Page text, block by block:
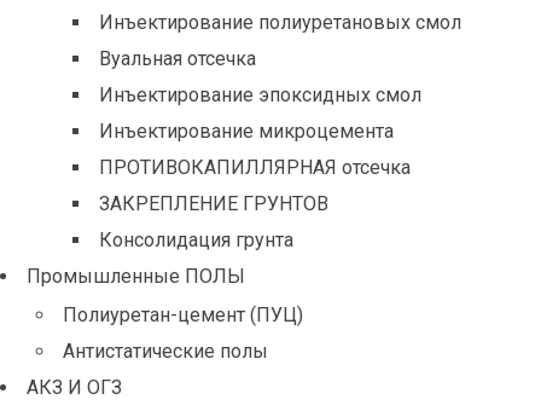
Инъектирование полиуретановых смол
Вуальная отсечка
Инъектирование эпоксидных смол
Инъектирование микроцемента
ПРОТИВОКАПИЛЛЯРНАЯ отсечка
ЗАКРЕПЛЕНИЕ ГРУНТОВ
Консолидация грунта
Промышленные ПОЛЫ
Полиуретан-цемент (ПУЦ)
Антистатические полы
АКЗ И ОГЗ